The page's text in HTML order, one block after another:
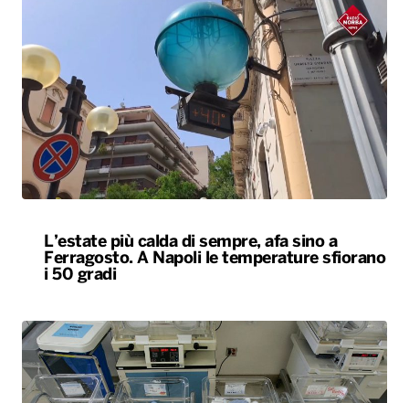
L’estate più calda di sempre, afa sino a
Ferragosto. A Napoli le temperature sfiorano
i 50 gradi